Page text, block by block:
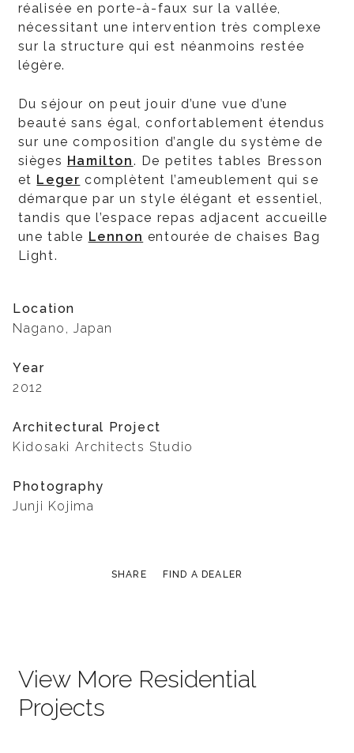
réalisée en porte-à-faux sur la vallée,
nécessitant une intervention très complexe
sur la structure qui est néanmoins restée
légère.
Du séjour on peut jouir d’une vue d’une
beauté sans égal, confortablement étendus
sur une composition d’angle du système de
sièges Hamilton. De petites tables Bresson
et Leger complètent l’ameublement qui se
démarque par un style élégant et essentiel,
tandis que l’espace repas adjacent accueille
une table Lennon entourée de chaises Bag
Light.
Location
Nagano, Japan
Year
2012
Architectural Project
Kidosaki Architects Studio
Photography
Junji Kojima
SHARE FIND A DEALER
View More Residential
Projects